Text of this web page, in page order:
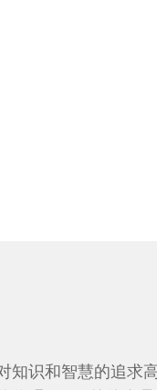
知识和智慧的追求